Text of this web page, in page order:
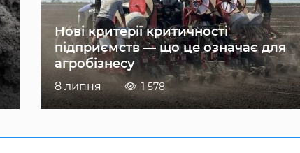
Нові критерії критичності
підприємств — що це означає для
агробізнесу
8 липня 1 578